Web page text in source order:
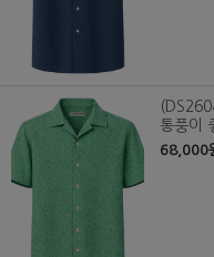
통풍이
68,000